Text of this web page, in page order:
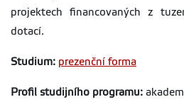
projektech financovaných z
dotací.
Studium: prezenční forma
Profil studijního programu: